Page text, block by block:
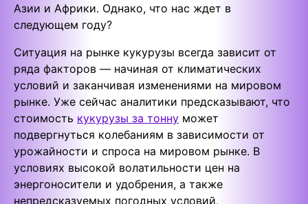
Азии и Африки. Однако, что нас ждет в
следующем году?
Ситуация на рынке кукурузы всегда зависит от
ряда факторов — начиная от климатических
условий и заканчивая изменениями на мировом
рынке. Уже сейчас аналитики предсказывают, что
стоимость кукурузы за тонну может
подвергнуться колебаниям в зависимости от
урожайности и спроса на мировом рынке. В
условиях высокой волатильности цен на
энергоносители и удобрения, а также
непредсказуемых погодных условий,